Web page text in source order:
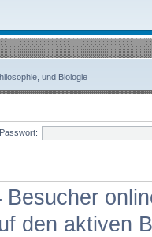
und Biologie
Passwort:
Besucher
den aktiven